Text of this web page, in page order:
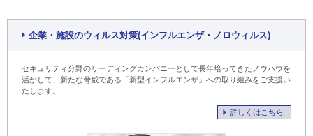
企業・施設のウィルス対策(インフルエンザ・ノロウィルス)
セキュリティ分野のリーディングカンパニーとして長年培ってきたノウハウを
活かして、新たな脅威である「新型インフルエンザ」への取り組みをご支援い
たします。
詳しくはこちら